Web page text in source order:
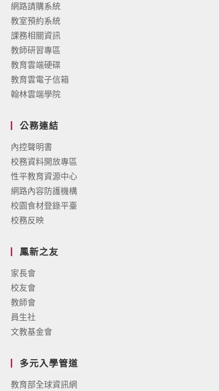
網路請購系統
教室預約系統
課務相關資訊
教師研習專區
教育雲端硬碟
教育雲電子信箱
翰林雲端學院
公務連結
內控聲明書
校務資料開放專區
性平教育資源中心
網路內容防護機構
校園食材登錄平臺
校務反映
鳳新之友
家長會
校友會
教師會
員生社
文教基金會
多元入學管道
教育部全球資訊網